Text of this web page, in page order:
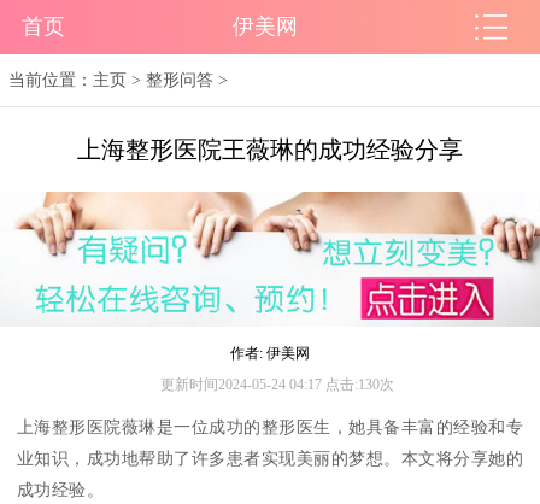
首页 伊美网
当前位置： 主页 >整形问答 >
上海整形医院王薇琳的成功经验分享
作者: 伊美网
更新时间2024-05-24 04:17 点击:130次
上海整形医院薇琳是一位成功的整形医生，她具备丰富的经验和专
业知识，成功地帮助了许多患者实现美丽的梦想。本文将分享她的
成功经验。